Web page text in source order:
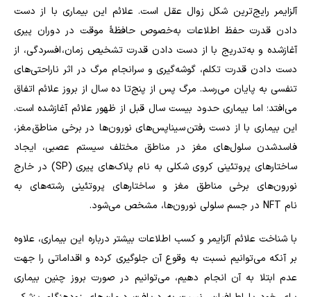
آلزایمر رایج‌ترین شکل زوال عقل است. علائم این بیماری با از دست
دادن قدرت حفظ اطلاعات به‌خصوص حافظهٔ موقت در دوران پیری
آغازشده و به‌تدریج با از دست دادن قدرت تشخیص زمان، افسردگی، از
دست دادن قدرت تکلم، گوشه‌گیری و سرانجام مرگ در اثر ناراحتی‌های
تنفسی به پایان می‌رسد. مرگ پس از پنج‌تا ده سال از بروز علائم اتفاق
می‌افتد؛ اما بیماری حدود بیست سال قبل از ظهور علائم آغازشده است.
این بیماری با از دست رفتن سیناپس‌های نورون‌ها در برخی مناطق مغز،
فاسدشدن سلول‌های مغز در مناطق مختلف سیستم عصبی، ایجاد
ساختارهای پروتئینی کروی شکلی به نام پلاک‌های پیری(SP) در خارج
نورون‌های برخی مناطق مغز و ساختارهای پروتئینی رشته‌های به
نام NFT در جسم سلولی نورون‌ها، مشخص می‌شود.
با شناخت علائم آلزایمر و کسب اطلاعات بیشتر درباره این بیماری، علاوه
بر آنکه می‌توانیم نسبت به وقوع آن جلوگیری کرده و اقداماتی را جهت
عدم ابتلا به آن انجام دهیم، می‌توانیم در صورت بروز چنین بیماری